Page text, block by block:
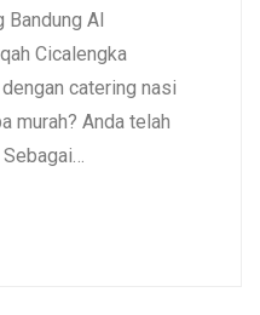
Al
Cicalengka
catering nasi
murah? Anda telah